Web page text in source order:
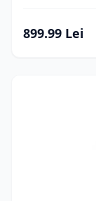
899.99 Lei